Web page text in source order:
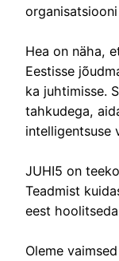
Hea on näha,
Eestisse
ka juhtimisse.
tahkudega,
intelligentsuse
JUHI5 on
Teadmist
eest
Oleme